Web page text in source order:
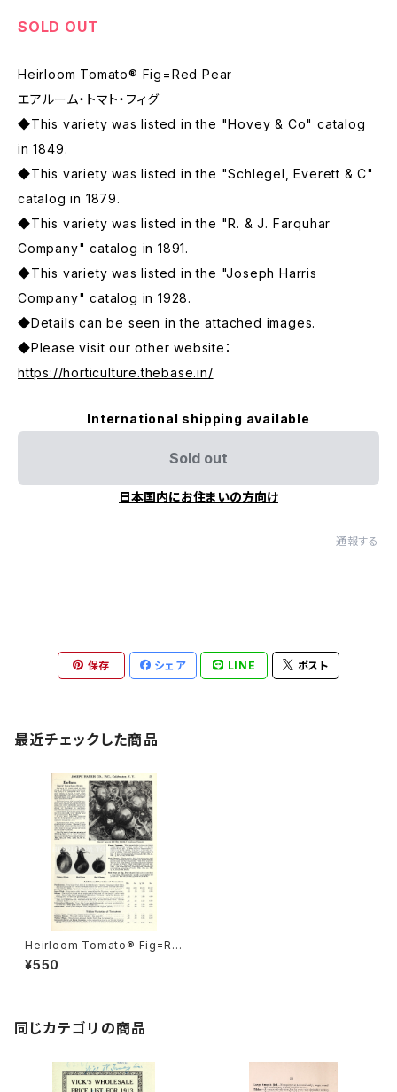
SOLD OUT
Heirloom Tomato® Fig=Red Pear
エアルーム・トマト・フィグ
◆This variety was listed in the "Hovey & Co" catalog
in 1849.
◆This variety was listed in the "Schlegel, Everett & C"
catalog in 1879.
◆This variety was listed in the "R. & J. Farquhar
Company" catalog in 1891.
◆This variety was listed in the "Joseph Harris
Company" catalog in 1928.
◆Details can be seen in the attached images.
◆Please visit our other website：
https://horticulture.thebase.in/
International shipping available
Sold out
日本国内にお住まいの方向け
通報する
保存 シェア LINE ポスト
最近チェックした商品
Heirloom Tomato® Fig=Re
d Pear エアルーム・トマト・フィ
グ
¥550
同じカテゴリの商品